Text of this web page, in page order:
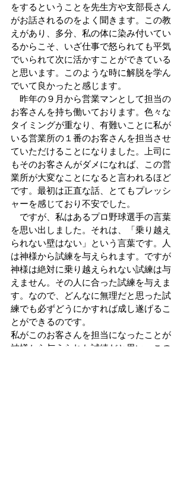
をするということを先生方や支部長さん
がお話されるのをよく聞きます。この教
えがあり、多分、私の体に染み付いてい
るからこそ、いざ仕事で怒られても平気
でいられて次に活かすことができている
と思います。このような時に解脱を学ん
でいて良かったと感じます。
昨年の９月から営業マンとして担当の
お客さんを持ち働いております。色々な
タイミングが重なり、有難いことに私が
いる営業所の１番のお客さんを担当させ
ていただけることになりました。上司に
もそのお客さんがダメになれば、この営
業所が大変なことになると言われるほど
です。最初は正直な話、とてもプレッシ
ャーを感じており不安でした。
ですが、私はあるプロ野球選手の言葉
を思い出しました。それは、「乗り越え
られない壁はない」という言葉です。人
は神様から試練を与えられます。ですが
神様は絶対に乗り越えられない試練は与
えません。その人に合った試練を与えま
す。なので、どんなに無理だと思った試
練でも必ずどうにかすれば成し遂げるこ
とができるのです。
私がこのお客さんを担当になったことが
神様から与えられた試練だと思い、この